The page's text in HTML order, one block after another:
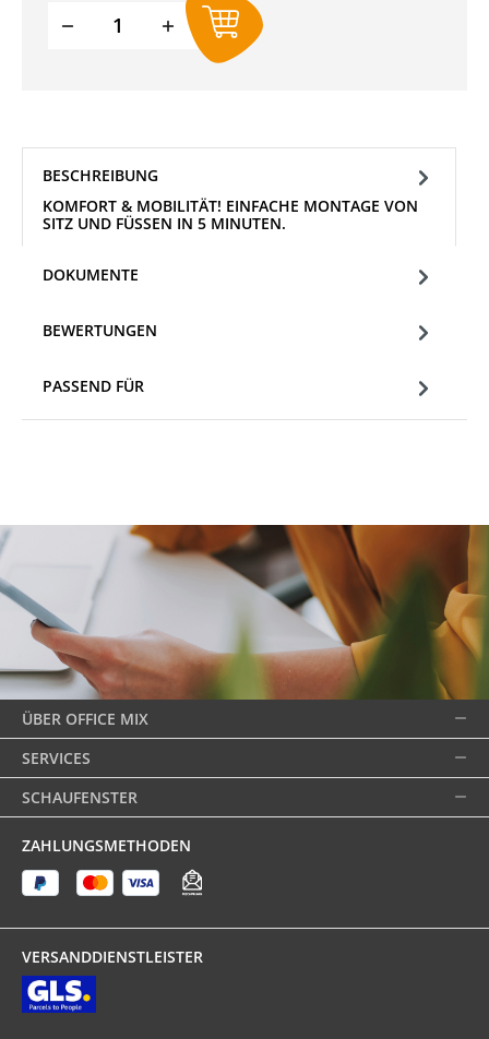
Produkt Anzahl: Gib den
BESCHREIBUNG
KOMFORT & MOBILITÄT! EINFACHE MONTAGE VON
SITZ UND FÜSSEN IN 5 MINUTEN.
DOKUMENTE
BEWERTUNGEN
PASSEND FÜR
ÜBER OFFICE MIX
SERVICES
SCHAUFENSTER
ZAHLUNGSMETHODEN
VERSANDDIENSTLEISTER